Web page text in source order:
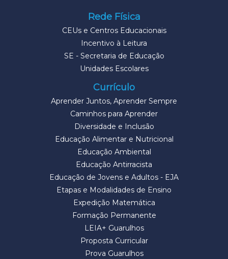
Rede Física
CEUs e Centros Educacionais
Incentivo à Leitura
SE - Secretaria de Educação
Unidades Escolares
Currículo
Aprender Juntos, Aprender Sempre
Caminhos para Aprender
Diversidade e Inclusão
Educação Alimentar e Nutricional
Educação Ambiental
Educação Antirracista
Educação de Jovens e Adultos - EJA
Etapas e Modalidades de Ensino
Expedição Matemática
Formação Permanente
LEIA+ Guarulhos
Proposta Curricular
Prova Guarulhos